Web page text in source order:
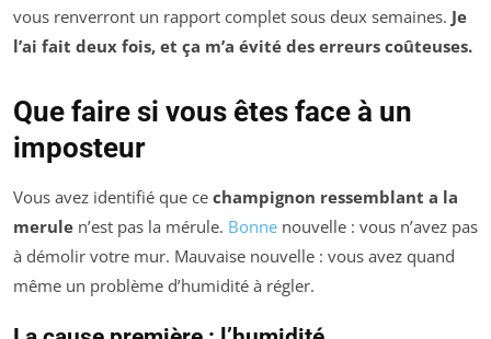
vous renverront un rapport complet sous deux semaines. Je
l’ai fait deux fois, et ça m’a évité des erreurs coûteuses.
Que faire si vous êtes face à un
imposteur
Vous avez identifié que ce champignon ressemblant a la
merule n’est pas la mérule. Bonne nouvelle : vous n’avez pas
à démolir votre mur. Mauvaise nouvelle : vous avez quand
même un problème d’humidité à régler.